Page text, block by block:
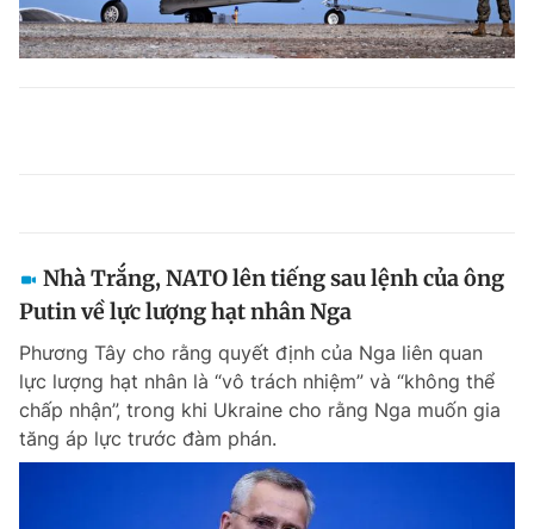
Nhà Trắng, NATO lên tiếng sau lệnh của ông
Putin về lực lượng hạt nhân Nga
Phương Tây cho rằng quyết định của Nga liên quan
lực lượng hạt nhân là “vô trách nhiệm” và “không thể
chấp nhận”, trong khi Ukraine cho rằng Nga muốn gia
tăng áp lực trước đàm phán.